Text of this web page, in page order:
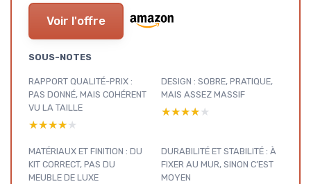
Voir l'offre
SOUS-NOTES
RAPPORT QUALITÉ-PRIX :
PAS DONNÉ, MAIS COHÉRENT
VU LA TAILLE
★★★★★
★★★★★
DESIGN : SOBRE, PRATIQUE,
MAIS ASSEZ MASSIF
★★★★★
★★★★★
MATÉRIAUX ET FINITION : DU
KIT CORRECT, PAS DU
MEUBLE DE LUXE
DURABILITÉ ET STABILITÉ : À
FIXER AU MUR, SINON C’EST
MOYEN